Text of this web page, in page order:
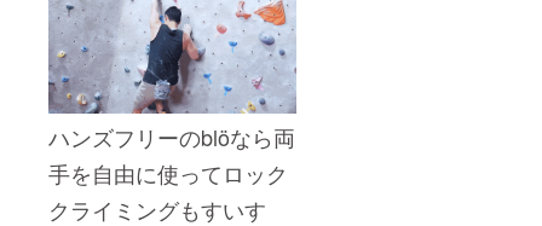
ハンズフリーのblöなら両
手を自由に使ってロック
クライミングもすいす